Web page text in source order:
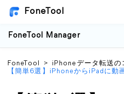
FoneTool
FoneTool Manager
FoneTool > iPhoneデータ転送の
【簡単6選】iPhoneからiPadに動